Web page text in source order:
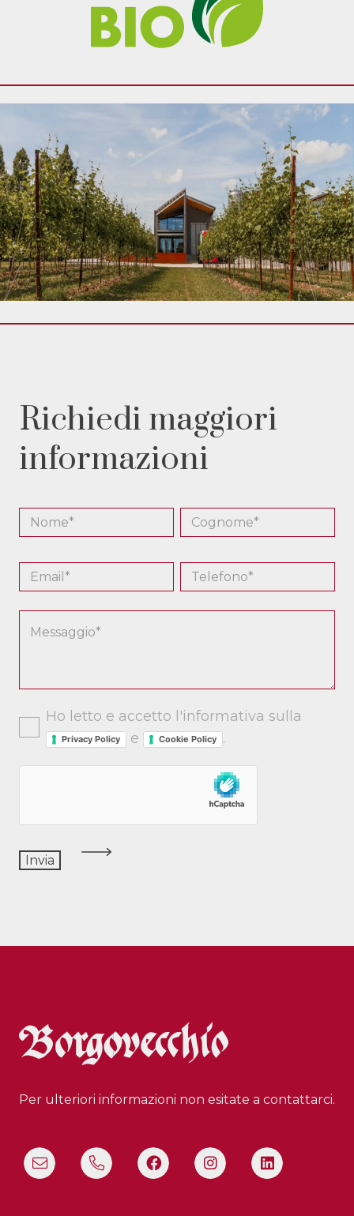
Richiedi maggiori
informazioni
Ho letto e accetto l'informativa sulla
Privacy Policy e Cookie Policy .
Per ulteriori informazioni non esitate a contattarci.